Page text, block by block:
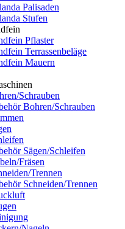
Palisaden
Stufen
Pflaster
Terrassenbeläge
Mauern
Schrauben
Bohren/Schrauben
Sägen/Schleifen
Fräsen
Trennen
Schneiden/Trennen